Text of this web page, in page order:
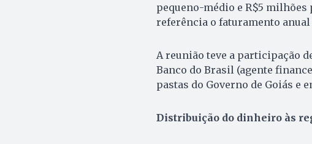
pequeno-médio e R$5 milhões
referência o faturamento
A reunião teve a participação
Banco do Brasil (agente
pastas do Governo de Goiás e
Distribuição do dinheiro às